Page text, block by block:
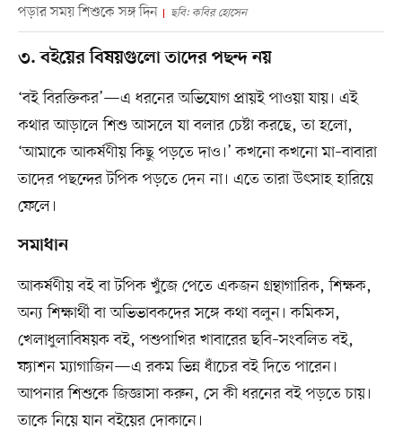
পড়ার সময় শিশুকে সঙ্গ দিন ছবি: কবির হোসেন
৩. বইয়ের বিষয়গুলো তা‌দের পছন্দ নয়
‘বই বিরক্তিকর’—এ ধর‌নের অভিযোগ প্রায়ই পাওয়া যায়। এই
কথার আড়ালে শিশু আসলে যা বলার চেষ্টা করছে, তা হলো,
‘আমাকে আকর্ষণীয় কিছু পড়তে দাও।’ কখনো কখনো মা–বাবারা
তাদের পছ‌ন্দের ট‌পিক পড়‌তে দেন না। এতে তারা উৎসাহ হারিয়ে
ফেলে।
সমাধান
আকর্ষণীয় বই বা ট‌পিক খুঁজে পেতে একজন গ্রন্থাগারিক, শিক্ষক,
অন‌্য শিক্ষার্থী বা অভিভাবকদের সঙ্গে কথা বলুন। কমিকস,
খেলাধুলা‌বিষয়ক বই, পশুপাখির খাবারের ছবি–সংবলিত বই,
ফ্যাশন ম্যাগাজিন—এ রকম ভিন্ন ধাঁচের বই দি‌তে পা‌রেন।
আপনার শিশুকে জিজ্ঞাসা করুন, সে কী ধরনের বই পড়তে চায়।
তাকে নিয়ে যান বইয়ের দোকানে।